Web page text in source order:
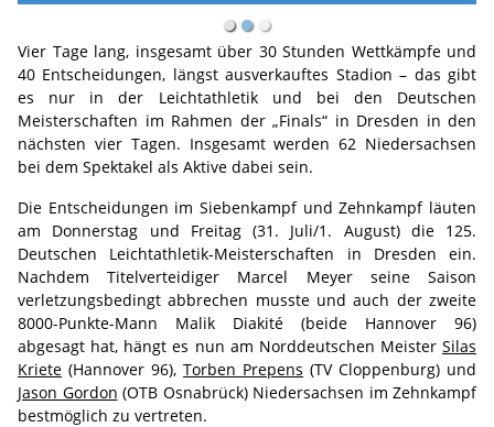
Vier Tage lang, insgesamt über 30 Stunden Wettkämpfe und
40 Entscheidungen, längst ausverkauftes Stadion – das gibt
es nur in der Leichtathletik und bei den Deutschen
Meisterschaften im Rahmen der „Finals“ in Dresden in den
nächsten vier Tagen. Insgesamt werden 62 Niedersachsen
bei dem Spektakel als Aktive dabei sein.
Die Entscheidungen im Siebenkampf und Zehnkampf läuten
am Donnerstag und Freitag (31. Juli/1. August) die 125.
Deutschen Leichtathletik-Meisterschaften in Dresden ein.
Nachdem Titelverteidiger Marcel Meyer seine Saison
verletzungsbedingt abbrechen musste und auch der zweite
8000-Punkte-Mann Malik Diakité (beide Hannover 96)
abgesagt hat, hängt es nun am Norddeutschen Meister Silas
Kriete (Hannover 96), Torben Prepens (TV Cloppenburg) und
Jason Gordon (OTB Osnabrück) Niedersachsen im Zehnkampf
bestmöglich zu vertreten.